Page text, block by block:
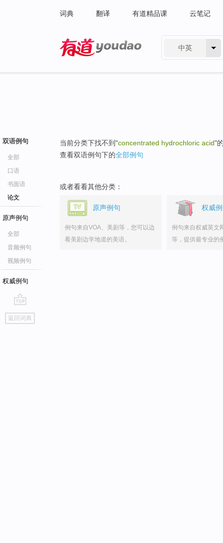
词典 翻译 有道精品课 云笔记
中英
双语例句
全部
口语
书面语
论文
原声例句
全部
音频例句
视频例句
权威例句
go
top
返回词典
当前分类下找不到"concentrated hydrochloric acid"
查看双语例句下的全部例句
或者看看其他分类：
原声例句
例句来自VOA、美剧等，您可以边
看美剧边学地道的美语。
权威
例句来自权威英文
等，提供最专业的